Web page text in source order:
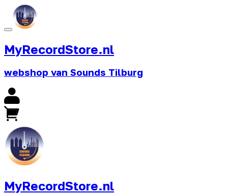
MyRecordStore.nl
webshop van Sounds Tilburg
MyRecordStore.nl